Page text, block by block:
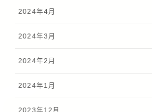
2024年4月
2024年3月
2024年2月
2024年1月
2023年12月